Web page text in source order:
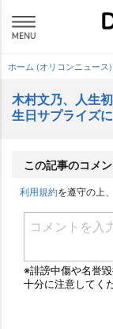
ホーム (オリコンニュース)
木村文乃、人生
生日サプライズ
この記事のコメ
利用規約を遵守の上